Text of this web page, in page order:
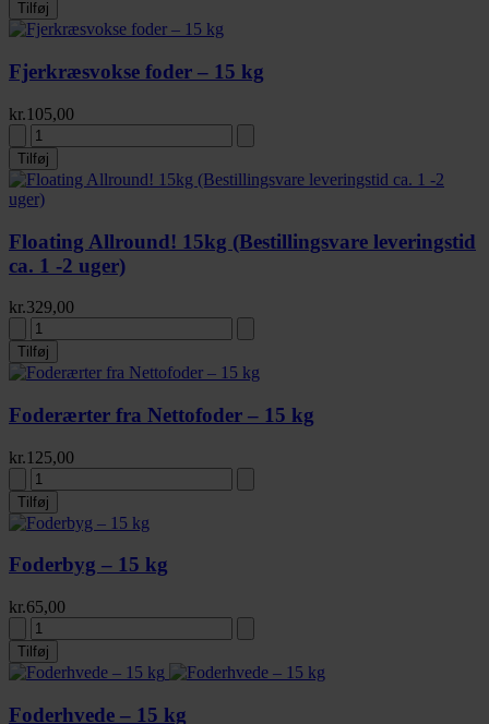
Tilføj
Fjerkræsvokse foder – 15 kg
kr.105,00
Tilføj
Floating Allround! 15kg (Bestillingsvare leveringstid
ca. 1 -2 uger)
kr.329,00
Tilføj
Foderærter fra Nettofoder – 15 kg
kr.125,00
Tilføj
Foderbyg – 15 kg
kr.65,00
Tilføj
Foderhvede – 15 kg